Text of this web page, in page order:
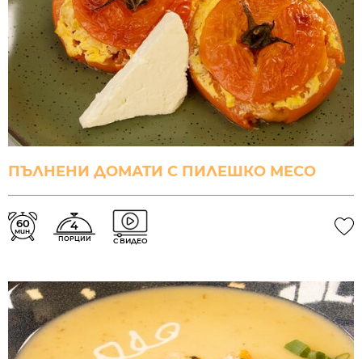
ПЪЛНЕНИ ДОМАТИ С ПИЛЕШКО МЕСО
60
мин. 4
ПОРЦИИ С ВИДЕО